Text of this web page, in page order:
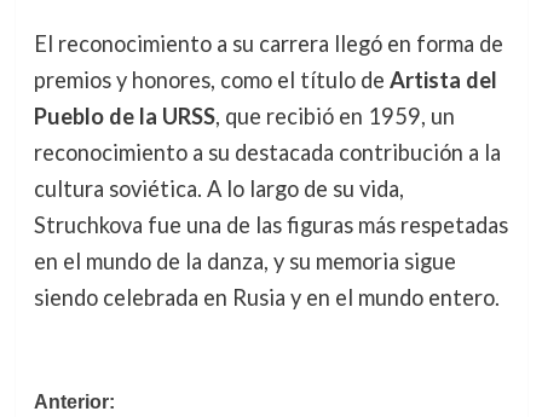
El reconocimiento a su carrera llegó en forma de
premios y honores, como el título de Artista del
Pueblo de la URSS, que recibió en 1959, un
reconocimiento a su destacada contribución a la
cultura soviética. A lo largo de su vida,
Struchkova fue una de las figuras más respetadas
en el mundo de la danza, y su memoria sigue
siendo celebrada en Rusia y en el mundo entero.
Navegación
Anterior: